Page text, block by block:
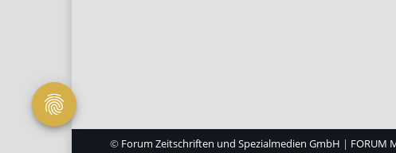
© Forum Zeitschriften und Spezialmedien GmbH | FORUM